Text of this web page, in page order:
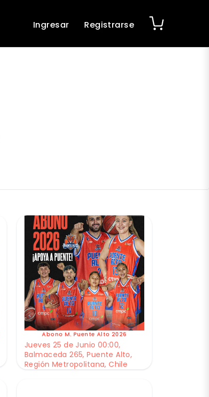
Ingresar Registrarse
Abono M. Puente Alto 2026
Jueves 25 de Junio 00:00,
Balmaceda 265, Puente Alto,
Región Metropolitana, Chile